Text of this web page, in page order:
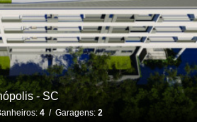
- SC
4/ Garagens: 2